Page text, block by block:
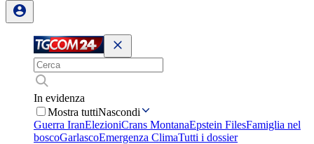
In evidenza
Mostra tuttiNascondi
Guerra IranElezioniCrans MontanaEpstein FilesFamiglia nel
boscoGarlascoEmergenza ClimaTutti i dossier